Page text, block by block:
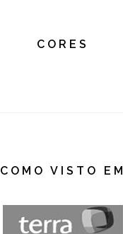
CORES
COMO VISTO EM